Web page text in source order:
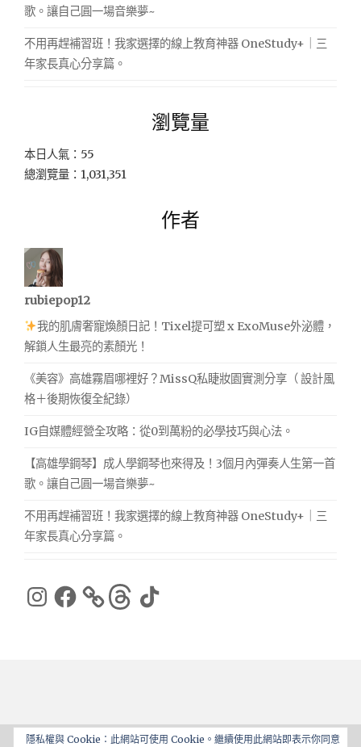
歌。讓自己圓一場音樂夢~
不用再趕補習班！我家選擇的線上教育神器 OneStudy+｜三
年家長真心分享篇。
瀏覽量
本日人氣：55
總瀏覽量：1,031,351
作者
rubiepop12
我的肌膚奢寵煥顏日記！Tixel提可塑 x ExoMuse外泌體，
解鎖人生最亮的素顏光！
《美容》高雄霧眉哪裡好？MissQ私睫妝園實測分享（ 設計風
格＋後期恢復全紀錄）
IG自媒體經營全攻略：從0到萬粉的必學技巧與心法。
【高雄學鋼琴】成人學鋼琴也來得及！3個月內彈奏人生第一首
歌。讓自己圓一場音樂夢~
不用再趕補習班！我家選擇的線上教育神器 OneStudy+｜三
年家長真心分享篇。
Instagram
Facebook ThreadsTikTok
隱私權與 Cookie：此網站可使用 Cookie。繼續使用此網站即表示你同意